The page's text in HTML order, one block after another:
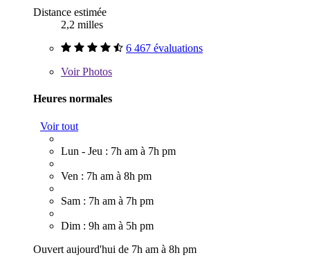
Distance estimée
2,2 milles
6 467 évaluations
VoirPhotos
Heures normales
Voir tout
Lun - Jeu : 7h am à 7h pm
Ven : 7h am à 8h pm
Sam : 7h am à 7h pm
Dim : 9h am à 5h pm
Ouvert aujourd'hui de 7h am à 8h pm